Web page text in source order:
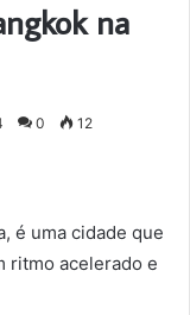
na
0 12
é uma cidade que
ritmo acelerado e